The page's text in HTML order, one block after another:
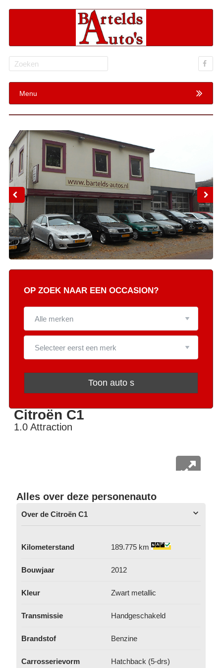
Search
Menu
OP ZOEK NAAR EEN OCCASION?
Toon auto s
Citroën C1
1.0 Attraction
Alles over deze personenauto
Over de Citroën C1
Kilometerstand 189.775 km
Bouwjaar 2012
Kleur Zwart metallic
Transmissie Handgeschakeld
Brandstof Benzine
Carrosserievorm Hatchback (5-drs)